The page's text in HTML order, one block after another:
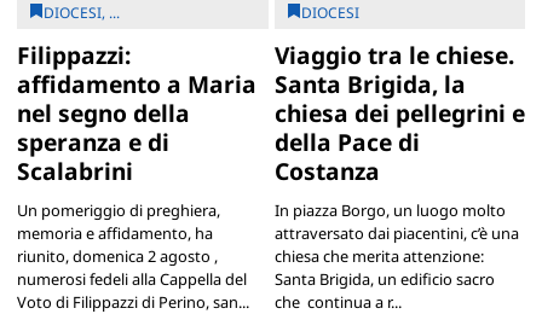
DIOCESI, ...
Filippazzi:
affidamento a Maria
nel segno della
speranza e di
Scalabrini
Un pomeriggio di preghiera,
memoria e affidamento, ha
riunito, domenica 2 agosto ,
numerosi fedeli alla Cappella del
Voto di Filippazzi di Perino, san...
DIOCESI
Viaggio tra le chiese.
Santa Brigida, la
chiesa dei pellegrini e
della Pace di
Costanza
In piazza Borgo, un luogo molto
attraversato dai piacentini, c’è una
chiesa che merita attenzione:
Santa Brigida, un edificio sacro
che continua a r...